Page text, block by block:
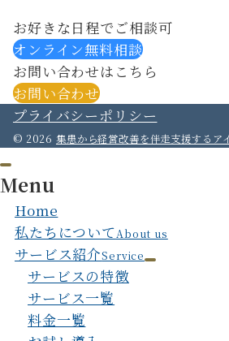
お好きな日程でご相談可
オンライン無料相談
お問い合わせはこちら
お問い合わせ
プライバシーポリシー
© 2026 集患から経営改善を伴走支援するア
Menu
Home
私たちについてAbout us
サービス紹介Service
サービスの特徴
サービス一覧
料金一覧